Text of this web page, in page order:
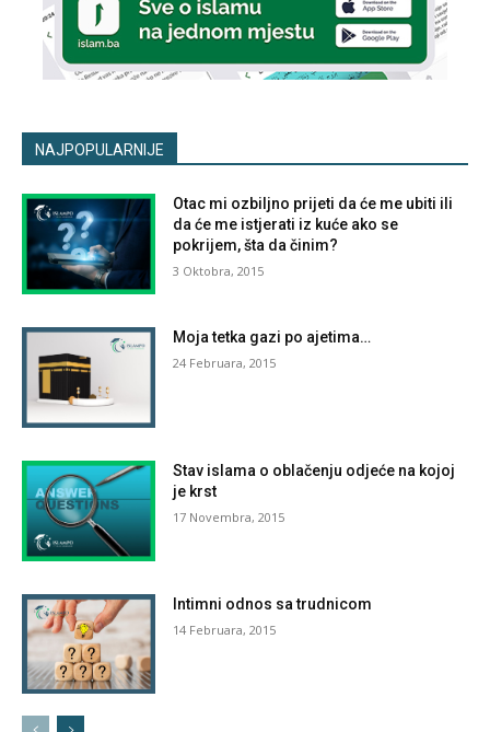
NAJPOPULARNIJE
Otac mi ozbiljno prijeti da će me ubiti ili
da će me istjerati iz kuće ako se
pokrijem, šta da činim?
3 Oktobra, 2015
Moja tetka gazi po ajetima…
24 Februara, 2015
Stav islama o oblačenju odjeće na kojoj
je krst
17 Novembra, 2015
Intimni odnos sa trudnicom
14 Februara, 2015